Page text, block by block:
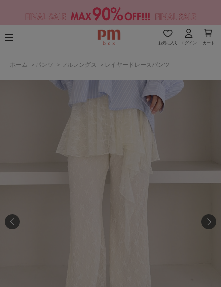
お気に入り ログイン カート
ホーム > パンツ > フルレングス > レイヤードレースパンツ